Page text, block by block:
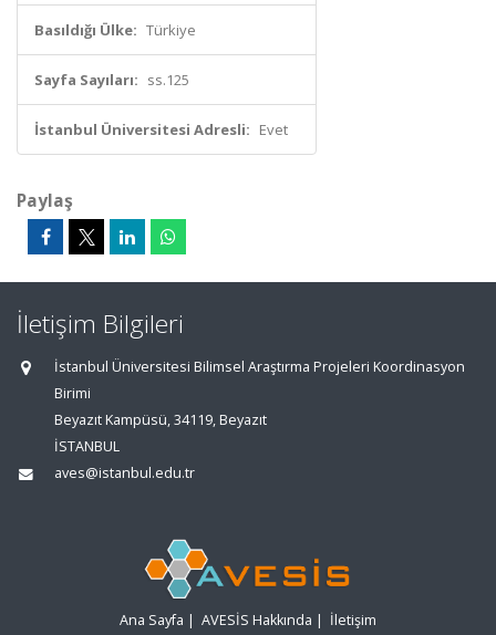
Basıldığı Ülke: Türkiye
Sayfa Sayıları: ss.125
İstanbul Üniversitesi Adresli: Evet
Paylaş
İletişim Bilgileri
İstanbul Üniversitesi Bilimsel Araştırma Projeleri Koordinasyon
Birimi
Beyazıt Kampüsü, 34119, Beyazıt
İSTANBUL
aves@istanbul.edu.tr
Ana Sayfa | AVESİS Hakkında | İletişim